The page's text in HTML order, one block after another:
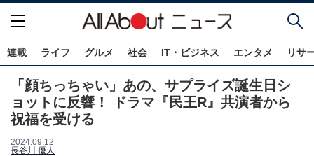
連載 ライフ グルメ 社会 IT・ビジネス エンタメ リサ
「顔ちっちゃい」あの、サプライズ誕生日シ
ョットに反響！ ドラマ『民王R』共演者から
祝福を受ける
2024.09.12
長谷川 優人